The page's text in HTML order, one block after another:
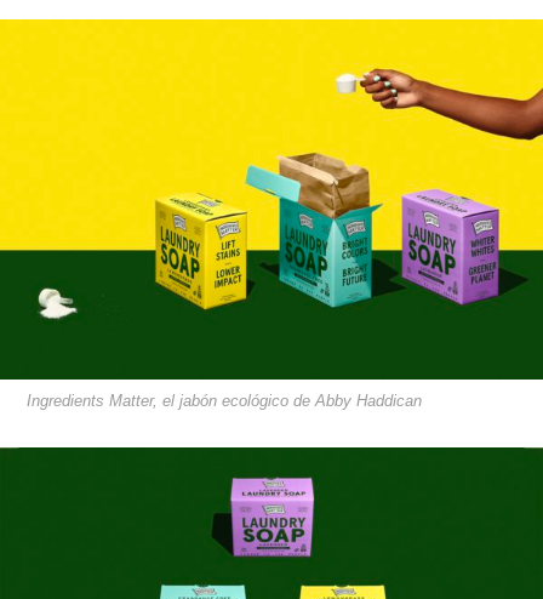
Ingredients Matter, el jabón ecológico de Abby Haddican